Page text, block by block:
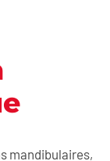
mandibulaires,